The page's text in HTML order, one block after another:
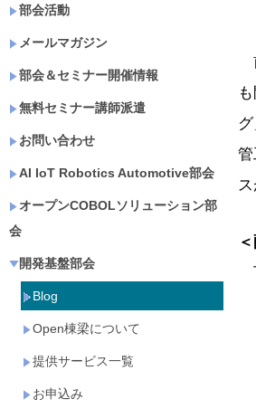
部会活動
メールマガジン
部会＆セミナー開催情報
無料セミナー講師派遣
お問い合わせ
AI IoT Robotics Automotive部会
オープンCOBOLソリューション部
会
開発基盤部会
Blog
Open棟梁について
提供サービス一覧
お申込み